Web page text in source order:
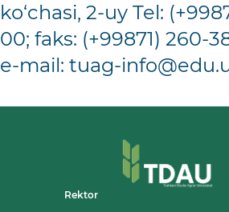
kо‘chasi, 2-uy Tel:
00; faks: (+99871) 260-
e-mail: tuag-
Rektor